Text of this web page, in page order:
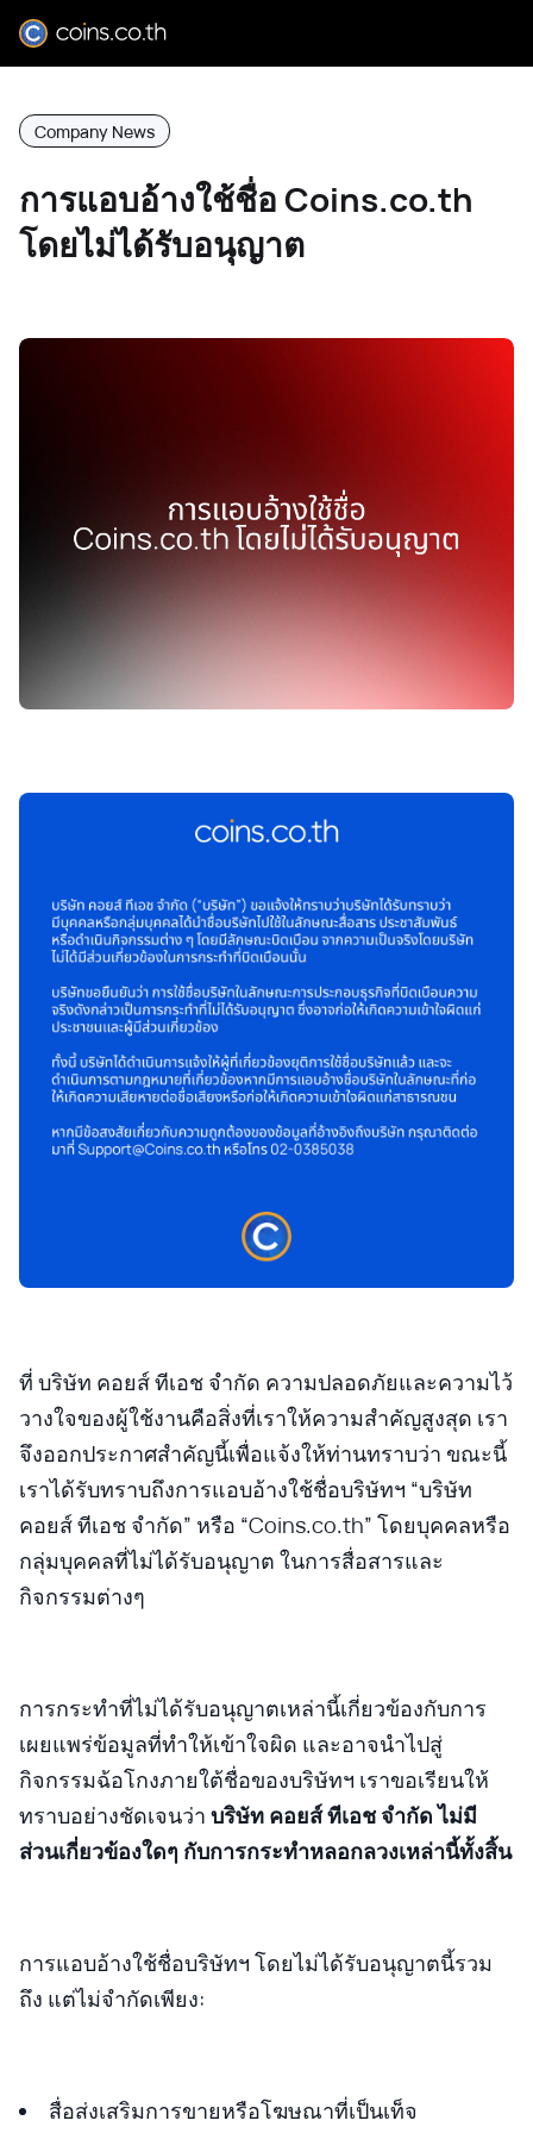
Company News
การแอบอ้างใช้ชื่อ Coins.co.th
โดยไม่ได้รับอนุญาต
ที่ บริษัท คอยส์ ทีเอช จำกัด ความปลอดภัยและความไว้
วางใจของผู้ใช้งานคือสิ่งที่เราให้ความสำคัญสูงสุด เรา
จึงออกประกาศสำคัญนี้เพื่อแจ้งให้ท่านทราบว่า ขณะนี้
เราได้รับทราบถึงการแอบอ้างใช้ชื่อบริษัทฯ “บริษัท
คอยส์ ทีเอช จำกัด” หรือ “Coins.co.th” โดยบุคคลหรือ
กลุ่มบุคคลที่ไม่ได้รับอนุญาต ในการสื่อสารและ
กิจกรรมต่างๆ
การกระทำที่ไม่ได้รับอนุญาตเหล่านี้เกี่ยวข้องกับการ
เผยแพร่ข้อมูลที่ทำให้เข้าใจผิด และอาจนำไปสู่
กิจกรรมฉ้อโกงภายใต้ชื่อของบริษัทฯ เราขอเรียนให้
ทราบอย่างชัดเจนว่า บริษัท คอยส์ ทีเอช จำกัด ไม่มี
ส่วนเกี่ยวข้องใดๆ กับการกระทำหลอกลวงเหล่านี้ทั้งสิ้น
การแอบอ้างใช้ชื่อบริษัทฯ โดยไม่ได้รับอนุญาตนี้รวม
ถึง แต่ไม่จำกัดเพียง:
สื่อส่งเสริมการขายหรือโฆษณาที่เป็นเท็จ